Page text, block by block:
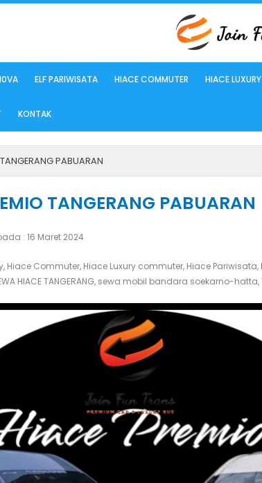
ELF PARIWISATA HIACE COMMUTER HIACE
KONTAK
PABUARAN
TANGERANG PABUARAN
: 16 Maret 2024
, Hiace Commuter, Hiace Luxury commuter, Hiace Pariwisata,
HIACE TANGERANG, sewa mobil bandara soekarno-hatta,